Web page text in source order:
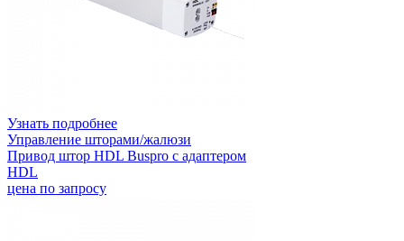
Узнать подробнее
Управление шторами/жалюзи
Привод штор HDL Buspro с адаптером
HDL
цена по запросу